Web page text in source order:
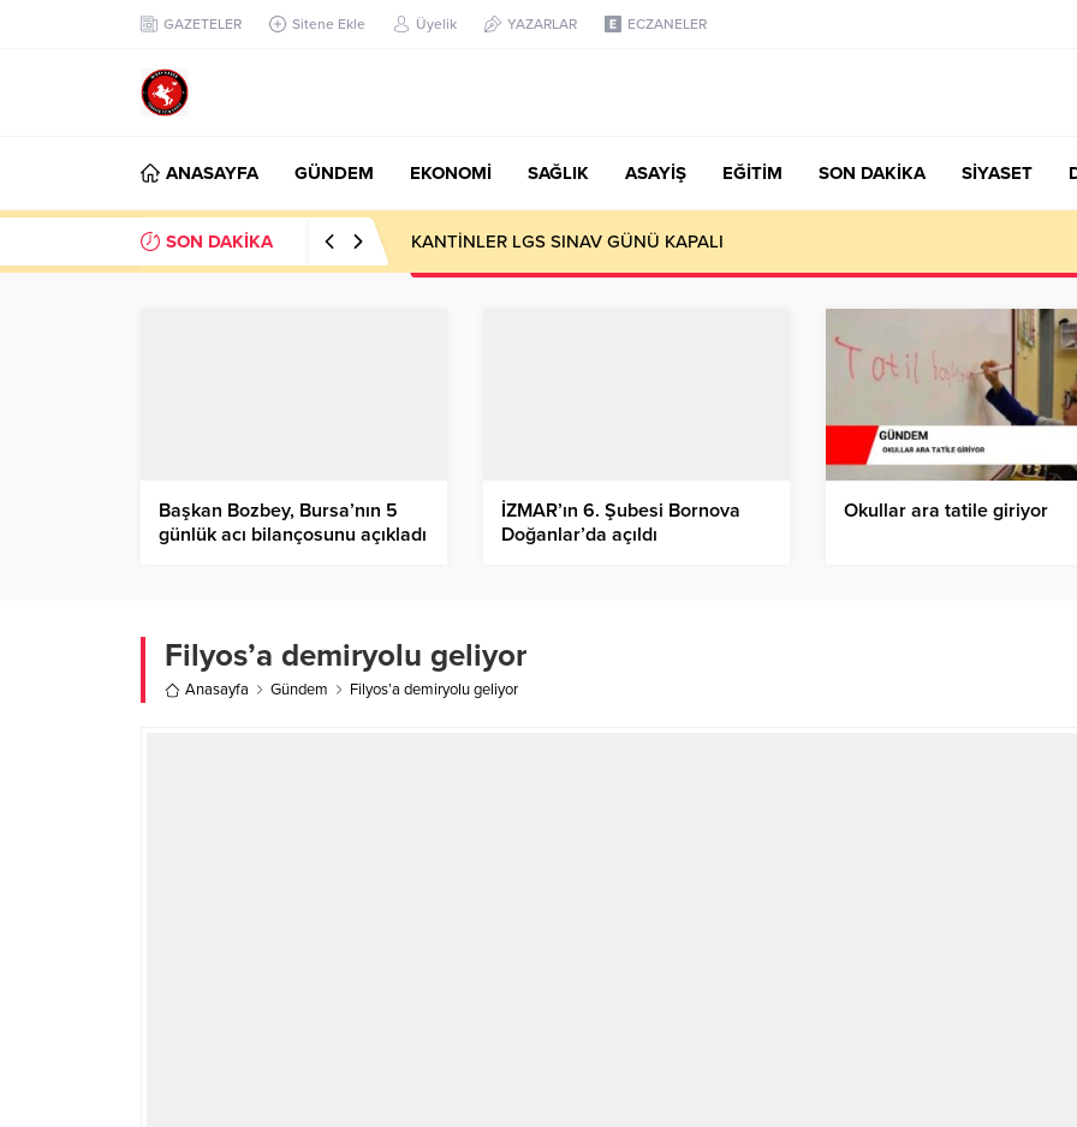
GAZETELER Sitene Ekle Üyelik YAZARLAR ECZANELER
ANASAYFA GÜNDEM EKONOMİ SAĞLIK ASAYİŞ EĞİTİM SON DAKİKA SİYASET
SON DAKİKA KANTİNLER LGS SINAV GÜNÜ KAPALI
Başkan Bozbey, Bursa’nın 5
günlük acı bilançosunu açıkladı
İZMAR’ın 6. Şubesi Bornova
Doğanlar’da açıldı
Okullar ara tatile giriyor
Filyos’a demiryolu geliyor
Anasayfa Gündem Filyos’a demiryolu geliyor